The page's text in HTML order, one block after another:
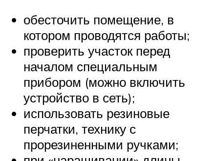
обесточить помещение, в
котором проводятся работы;
проверить участок перед
началом специальным
прибором (можно включить
устройство в сеть);
использовать резиновые
перчатки, технику с
прорезиненными ручками;